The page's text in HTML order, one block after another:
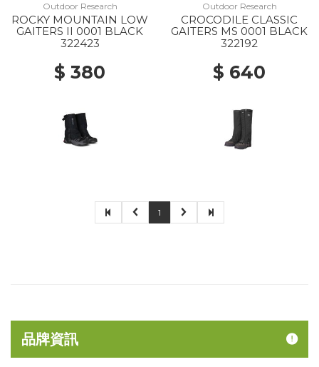
Outdoor Research
ROCKY MOUNTAIN LOW
GAITERS II 0001 BLACK
322423
$ 380
Outdoor Research
CROCODILE CLASSIC
GAITERS MS 0001 BLACK
322192
$ 640
1
品牌資訊